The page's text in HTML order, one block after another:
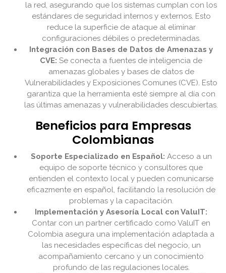
la red, asegurando que los sistemas cumplan con los
estándares de seguridad internos y externos. Esto
reduce la superficie de ataque al eliminar
configuraciones débiles o predeterminadas.
Integración con Bases de Datos de Amenazas y
CVE: Se conecta a fuentes de inteligencia de
amenazas globales y bases de datos de
Vulnerabilidades y Exposiciones Comunes (CVE). Esto
garantiza que la herramienta esté siempre al día con
las últimas amenazas y vulnerabilidades descubiertas.
Beneficios para Empresas
Colombianas
Soporte Especializado en Español: Acceso a un
equipo de soporte técnico y consultores que
entienden el contexto local y pueden comunicarse
eficazmente en español, facilitando la resolución de
problemas y la capacitación.
Implementación y Asesoría Local con ValuIT:
Contar con un partner certificado como ValuIT en
Colombia asegura una implementación adaptada a
las necesidades específicas del negocio, un
acompañamiento cercano y un conocimiento
profundo de las regulaciones locales.